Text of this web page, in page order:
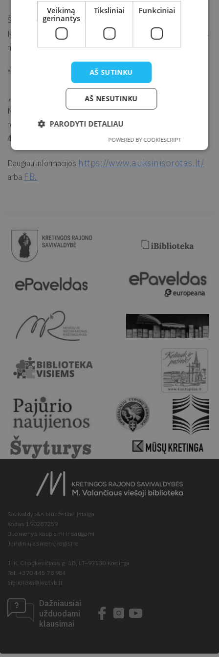
Šio sezono gyvi žaidimai vyks keturiolika savaičių.
Reguliariojo sezono pabaiga – gruodžio 5-oji. Sezono finalas
numatomas gruodžio 9-ąją.
***
„Auksinio proto“ žaidimų koordinatorė Kretingoje – Birutė
Naujokaitienė. Informacija ir komandų bei pavienių asmenų
registracija el. p.birute.naujokaitiene@kretvb.lt
445) 72 131.
Daugiau informacijos https://www.auksinisprotas.lt/
arba FB.
Savivaldybės biudžetinė įstaiga
Kodas 190287259
Duomenys kaupiami ir saugomi
Juridinių asmenų registre
J. K. Chodkevičiaus g. 1B, LT–97130 Kretinga
Tel. +370 445 78 984
biblioteka@kretvb.lt
Dažniausiai
užduodami
klausimai
Veikimą
gerinantys
Tiksliniai Funkciniai
AŠ SUTINKU
AŠ NESUTINKU
PARODYTI DETALIAU
POWERED BY COOKIESCRIPT